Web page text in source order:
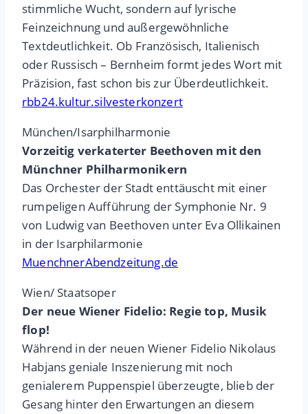
stimmliche Wucht, sondern auf lyrische
Feinzeichnung und außergewöhnliche
Textdeutlichkeit. Ob Französisch, Italienisch
oder Russisch – Bernheim formt jedes Wort mit
Präzision, fast schon bis zur Überdeutlichkeit.
rbb24.kultur.silvesterkonzert
München/Isarphilharmonie
Vorzeitig verkaterter Beethoven mit den
Münchner Philharmonikern
Das Orchester der Stadt enttäuscht mit einer
rumpeligen Aufführung der Symphonie Nr. 9
von Ludwig van Beethoven unter Eva Ollikainen
in der Isarphilarmonie
MuenchnerAbendzeitung.de
Wien/ Staatsoper
Der neue Wiener Fidelio: Regie top, Musik
flop!
Während in der neuen Wiener Fidelio Nikolaus
Habjans geniale Inszenierung mit noch
genialerem Puppenspiel überzeugte, blieb der
Gesang hinter den Erwartungen an diesem